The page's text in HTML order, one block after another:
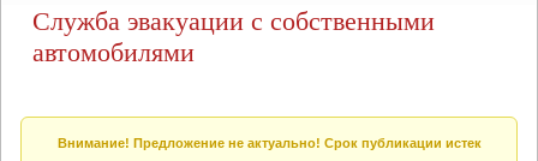
Служба эвакуации с собственными
автомобилями
Внимание! Предложение не актуально! Срок публикации истек